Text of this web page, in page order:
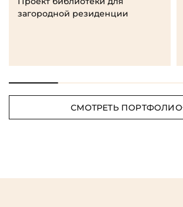
загородной резиденции
СМОТРЕТЬ ПОРТФОЛИО